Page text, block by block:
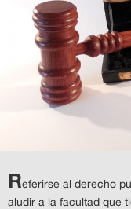
Referirse al derecho
aludir a la facultad que